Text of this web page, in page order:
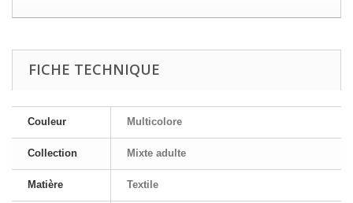
FICHE TECHNIQUE
Couleur Multicolore
Collection Mixte adulte
Matière Textile